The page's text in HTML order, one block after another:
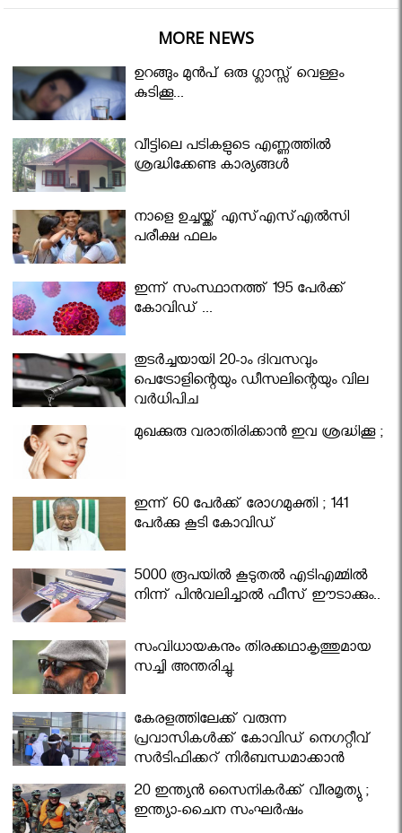
MORE NEWS
ഉറങ്ങും മുന്‍പ് ഒരു ഗ്ലാസ്സ് വെള്ളം
കുടിക്കൂ...
വീട്ടിലെ പടികളുടെ എണ്ണത്തിൽ
ശ്രദ്ധിക്കേണ്ട കാര്യങ്ങൾ
നാളെ ഉച്ചയ്ക്ക് എസ്എസ്എല്‍സി
പരീക്ഷ ഫലം
ഇന്ന് സംസ്ഥാനത്ത് 195 പേര്‍ക്ക്
കോവിഡ് ...
തുടർച്ചയായി 20-ാം ദിവസവും
പെട്രോളിന്റെയും ഡീസലിന്റെയും വില
വര്‍ധിപ്പിച്ചു
മുഖക്കുരു വരാതിരിക്കാന്‍ ഇവ ശ്രദ്ധിക്കൂ ;
ഇന്ന് 60 പേർക്ക് രോഗമുക്തി ; 141
പേര്‍ക്കു കൂടി കോവിഡ്
5000 രൂപയിൽ കൂടുതൽ എടിഎമ്മിൽ
നിന്ന് പിൻവലിച്ചാൽ ഫീസ് ഈടാക്കും..
സംവിധായകനും തിരക്കഥാകൃത്തുമായ
സച്ചി അന്തരിച്ചു.
കേരളത്തിലേക്ക് വരുന്ന
പ്രവാസികള്‍ക്ക് കോവിഡ് നെഗറ്റീവ്
സര്‍ട്ടിഫിക്കറ്റ് നിർബന്ധമാക്കാൻ
മന്ത്രിസഭ
20 ഇന്ത്യൻ സൈനികർക്ക് വീരമൃത്യു ;
ഇന്ത്യാ-ചൈന സംഘർഷം